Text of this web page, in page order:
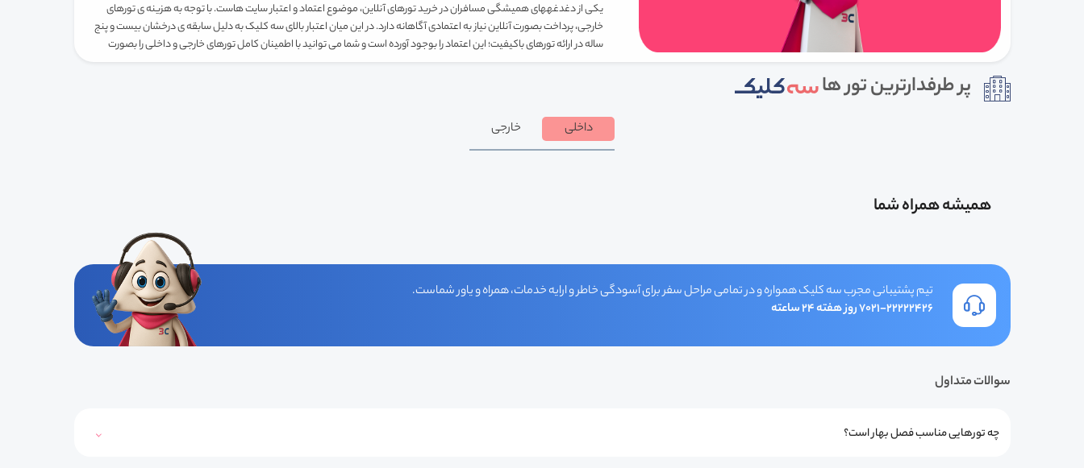
یکی از دغدغه­های همیشگی مسافران در خرید تورهای آنلاین، موضوع اعتماد و اعتبار سایت هاست. با توجه به هزینه ی تورهای
خارجی، پرداخت بصورت آنلاین نیاز به اعتمادی آگاهانه دارد. در این میان اعتبار بالای سه کلیک به دلیل سابقه ی درخشان بیست و پنج
ساله در ارائه تورهای باکیفیت؛ این اعتماد را بوجود آورده است و شما می توانید با اطمینان کامل تورهای خارجی و داخلی را بصورت
کاملا آنلاین خریداری نمایید.
پر طرفدارترین تور ها
داخلی خارجی
همیشه همراه شما
تیم پشتیبانی مجرب سه کلیک همواره و در تمامی مراحل سفر برای آسودگی خاطر و ارایه خدمات، همراه و یاور شماست.
۰۲۱-۲۲۲۲۲۴۲۶7 روز هفته 24 ساعته
سوالات متداول
چه تورهایی مناسب فصل بهار است؟